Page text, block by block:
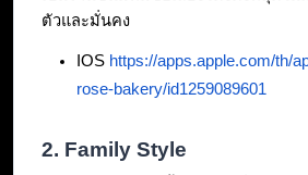
ตัวและมั่นคง
IOS https://apps.apple.com/th/
rose-bakery/id1259089601
2. Family Style